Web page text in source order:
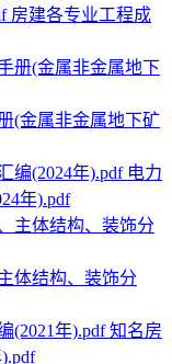
房建各专业工程成
(金属非金属地下矿
电力
年).pdf
体结构、装饰分
知名房